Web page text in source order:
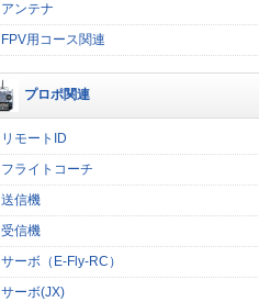
アンテナ
FPV用コース関連
プロポ関連
リモートID
フライトコーチ
送信機
受信機
サーボ（E-Fly-RC）
サーボ(JX)